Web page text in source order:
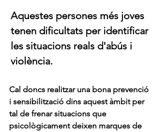
Aquestes persones més joves
tenen dificultats per identificar
les situacions reals d'abús i
violència.
Cal doncs realitzar una bona prevenció
i sensibilització dins aquest àmbit per
tal de frenar situacions que
psicològicament deixen marques de